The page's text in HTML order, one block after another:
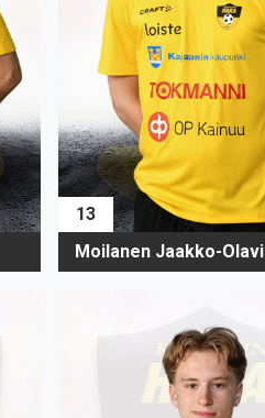
13
Moilanen Jaakko-Olavi